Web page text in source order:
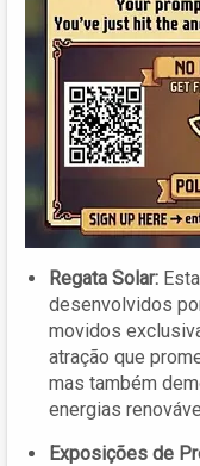
Regata Solar:
desenvolvidos
movidos
atração que
mas também
energias
Exposições de